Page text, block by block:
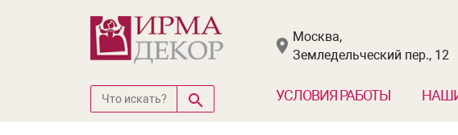
Москва,
Земледельческий пер., 12
УСЛОВИЯ РАБОТЫ